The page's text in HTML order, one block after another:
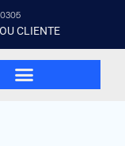
0305
CLIENTE